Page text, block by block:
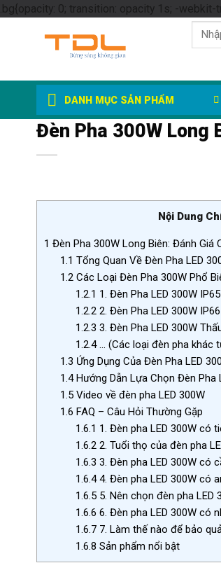
.bg{opacity: 0; transition: opacity 1s; -
Tìm
kiếm:
DANH MỤC SẢN PHẨM
Đèn Pha 300W Long
Nội Dung
1 Đèn Pha 300W Long Biên: Đánh Giá
1.1 Tổng Quan Về Đèn Pha LED
1.2Các Loại Đèn Pha 300W Phổ
1.2.1 1. Đèn Pha LED 300W
1.2.2 2. Đèn Pha LED 300W
1.2.3 3. Đèn Pha LED 300W
1.2.4… (Các loại đèn pha khác
1.3 Ứng Dụng Của Đèn Pha LED
1.4Hướng Dẫn Lựa Chọn Đèn Pha
1.5Video về đèn pha LED 300W
1.6 FAQ – Câu Hỏi Thường Gặp
1.6.1 1. Đèn pha LED 300W có
1.6.2 2. Tuổi thọ của đèn pha
1.6.3 3. Đèn pha LED 300W có
1.6.44. Đèn pha LED 300W có
1.6.5 5. Nên chọn đèn pha LED
1.6.6 6. Đèn pha LED 300W có
1.6.7 7. Làm thế nào để bảo
1.6.8 Sản phẩm nổi bật